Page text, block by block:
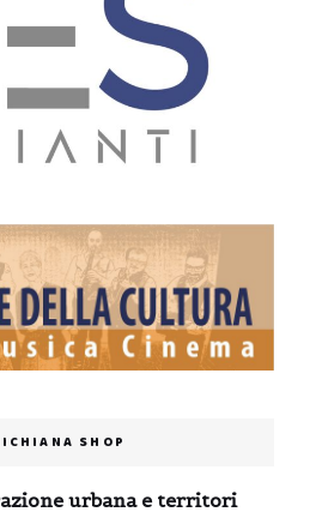
SHOP
urbana e territori